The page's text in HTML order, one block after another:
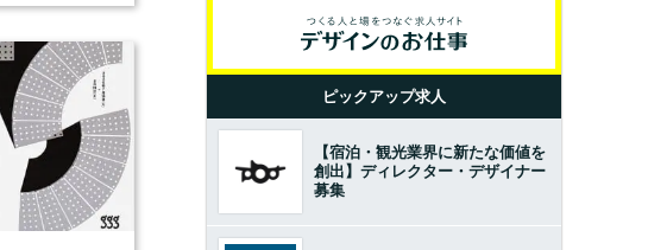
ピックアップ求人
【宿泊・観光業界に新たな価値を
創出】ディレクター・デザイナー
募集